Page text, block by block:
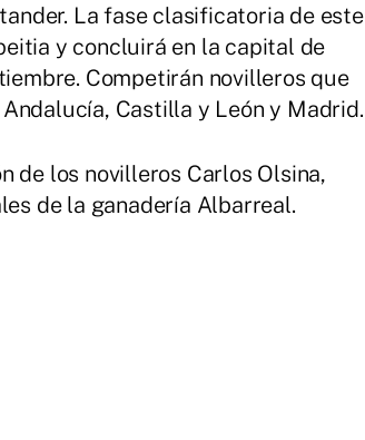
La fase clasificatoria de este
y concluirá en la capital de
Competirán novilleros que
Castilla y León y Madrid.
de los novilleros Carlos Olsina,
de la ganadería Albarreal.